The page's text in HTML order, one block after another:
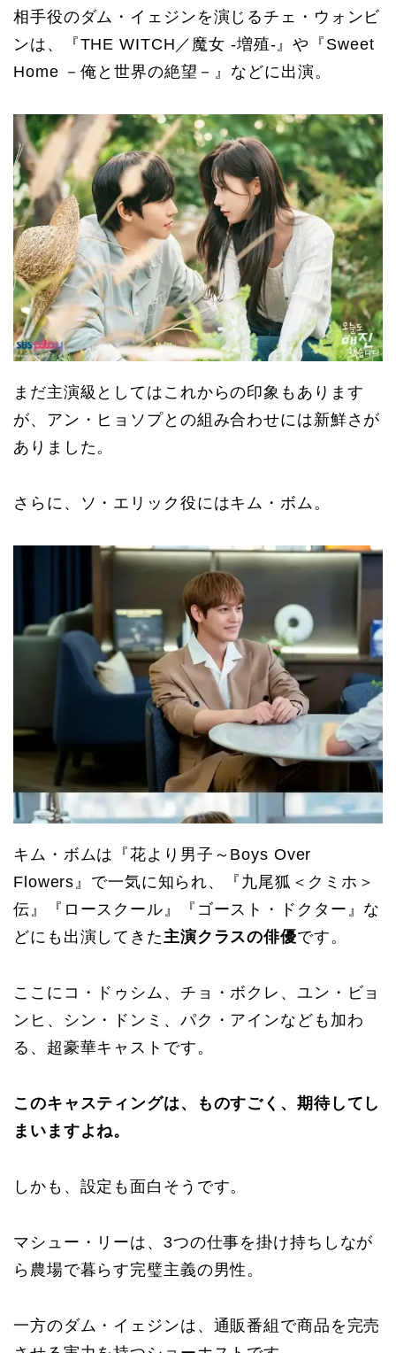
相手役のダム・イェジンを演じるチェ・ウォンビ
ンは、『THE WITCH／魔女 -増殖-』や『Sweet
Home －俺と世界の絶望－』などに出演。
まだ主演級としてはこれからの印象もあります
が、アン・ヒョソプとの組み合わせには新鮮さが
ありました。
さらに、ソ・エリック役にはキム・ボム。
キム・ボムは『花より男子～Boys Over
Flowers』で一気に知られ、『九尾狐＜クミホ＞
伝』『ロースクール』『ゴースト・ドクター』な
どにも出演してきた 主演クラスの俳優です。
ここにコ・ドゥシム、チョ・ボクレ、ユン・ビョ
ンヒ、シン・ドンミ、パク・アインなども加わ
る、超豪華キャストです。
このキャスティングは、ものすごく、期待してし
まいますよね。
しかも、設定も面白そうです。
マシュー・リーは、3つの仕事を掛け持ちしなが
ら農場で暮らす完璧主義の男性。
一方のダム・イェジンは、通販番組で商品を完売